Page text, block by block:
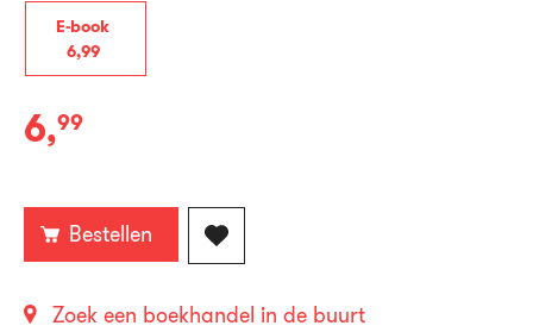
E-book
6,99
E-
6,99
Bestellen
Zoek een boekhandel in de buurt